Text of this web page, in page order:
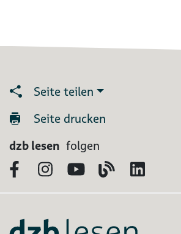
Seite teilen
Seite drucken
dzb lesen folgen
FacebookInstagram
YouTubeBlog